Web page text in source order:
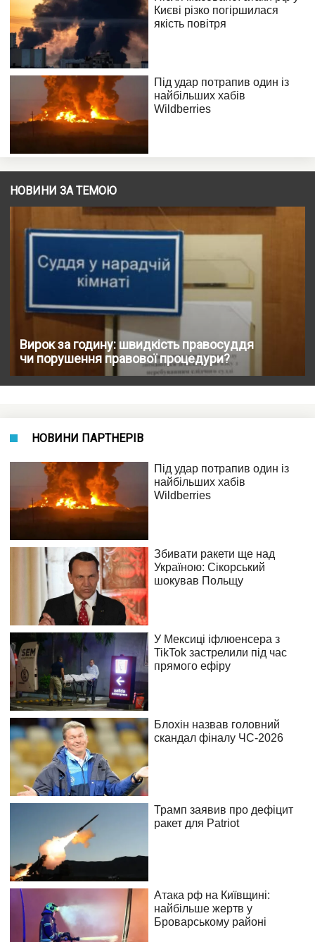
НОВИНИ ЗА ТЕМОЮ
Вирок за годину: швидкість правосуддя
чи порушення правової процедури?
НОВИНИ ПАРТНЕРІВ